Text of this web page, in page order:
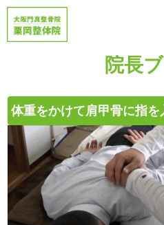
院長
体重をかけて肩甲骨に指を